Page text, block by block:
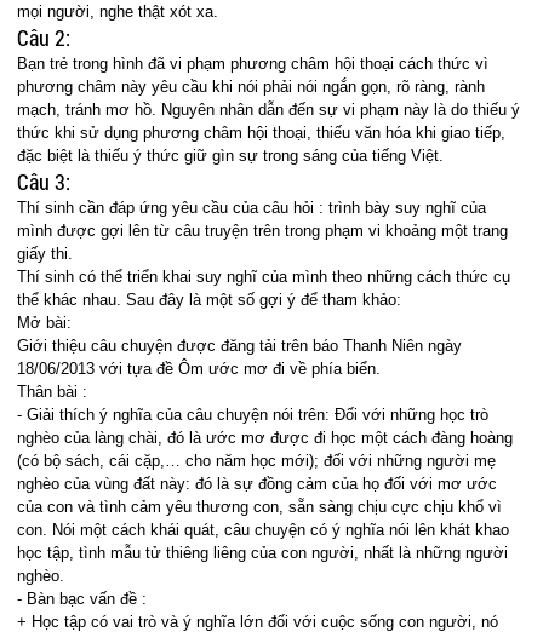
mọi người, nghe thật xót xa.
Câu 2:
Bạn trẻ trong hình đã vi phạm phương châm hội thoại cách thức vì
phương châm này yêu cầu khi nói phải nói ngắn gọn, rõ ràng, rành
mạch, tránh mơ hồ. Nguyên nhân dẫn đến sự vi phạm này là do thiếu ý
thức khi sử dụng phương châm hội thoại, thiếu văn hóa khi giao tiếp,
đặc biệt là thiếu ý thức giữ gìn sự trong sáng của tiếng Việt.
Câu 3:
Thí sinh cần đáp ứng yêu cầu của câu hỏi : trình bày suy nghĩ của
mình được gợi lên từ câu truyện trên trong phạm vi khoảng một trang
giấy thi.
Thí sinh có thể triển khai suy nghĩ của mình theo những cách thức cụ
thể khác nhau. Sau đây là một số gợi ý để tham khảo:
Mở bài:
Giới thiệu câu chuyện được đăng tải trên báo Thanh Niên ngày
18/06/2013 với tựa đề Ôm ước mơ đi về phía biển.
Thân bài :
- Giải thích ý nghĩa của câu chuyện nói trên: Đối với những học trò
nghèo của làng chài, đó là ước mơ được đi học một cách đàng hoàng
(có bộ sách, cái cặp,… cho năm học mới); đối với những người mẹ
nghèo của vùng đất này: đó là sự đồng cảm của họ đối với mơ ước
của con và tình cảm yêu thương con, sẵn sàng chịu cực chịu khổ vì
con. Nói một cách khái quát, câu chuyện có ý nghĩa nói lên khát khao
học tập, tình mẫu tử thiêng liêng của con người, nhất là những người
nghèo.
- Bàn bạc vấn đề :
+ Học tập có vai trò và ý nghĩa lớn đối với cuộc sống con người, nó